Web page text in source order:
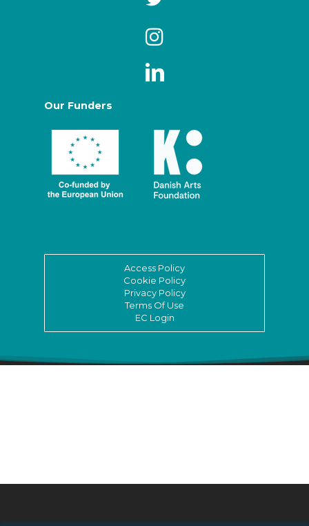
Our Funders
Access Policy
Cookie Policy
Privacy Policy
Terms Of Use
EC Login